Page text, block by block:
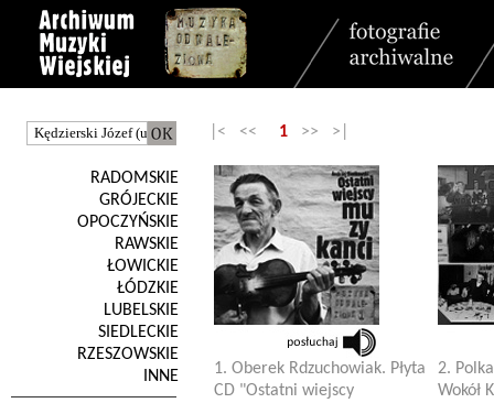
RADOMSKIE
GRÓJECKIE
OPOCZYŃSKIE
RAWSKIE
ŁOWICKIE
ŁÓDZKIE
LUBELSKIE
SIEDLECKIE
RZESZOWSKIE
INNE
|< << 1 >> >|
1. Oberek Rdzuchowiak. Płyta
CD "Ostatni wiejscy
2.
Wokół